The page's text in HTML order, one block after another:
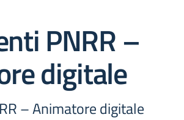
PNRR –
digitale
– Animatore digitale